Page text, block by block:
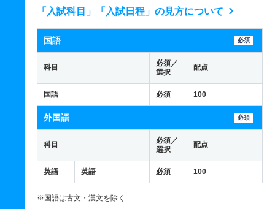
「入試科目」「入試日程」の見方について
国語 必須
科目
必須／
選択
配点
国語 必須 100
外国語 必須
科目
必須／
選択
配点
英語 英語 必須 100
※国語は古文・漢文を除く